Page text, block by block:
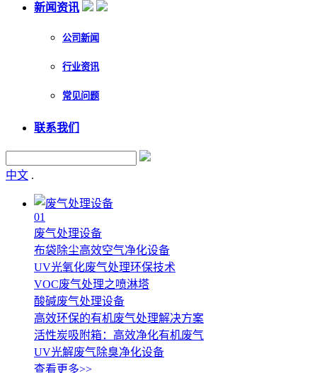
新闻资讯
公司新闻
行业资讯
常见问题
联系我们
中文 .
01
废气处理设备
布袋除尘高效空气净化设备
UV光氧化废气处理环保技术
VOC废气处理之喷淋塔
酸碱废气处理设备
高效环保的有机废气处理解决方案
活性炭吸附箱：高效净化有机废气
UV光解废气除臭净化设备
查看更多>>